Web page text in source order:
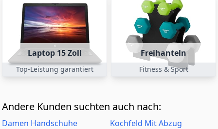
Laptop 15 Zoll
Top-Leistung garantiert
Freihanteln
Fitness & Sport
Andere Kunden suchten auch nach:
Damen Handschuhe
Kochfeld Mit Abzug